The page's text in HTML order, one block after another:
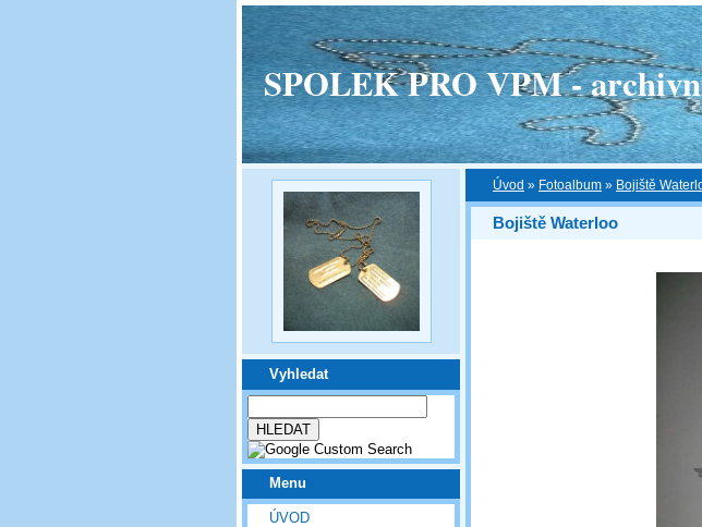
SPOLEK PRO VPM -
Vyhledat
Menu
ÚVOD
Úvod » Fotoalbum » Bojiště
Bojiště Waterloo